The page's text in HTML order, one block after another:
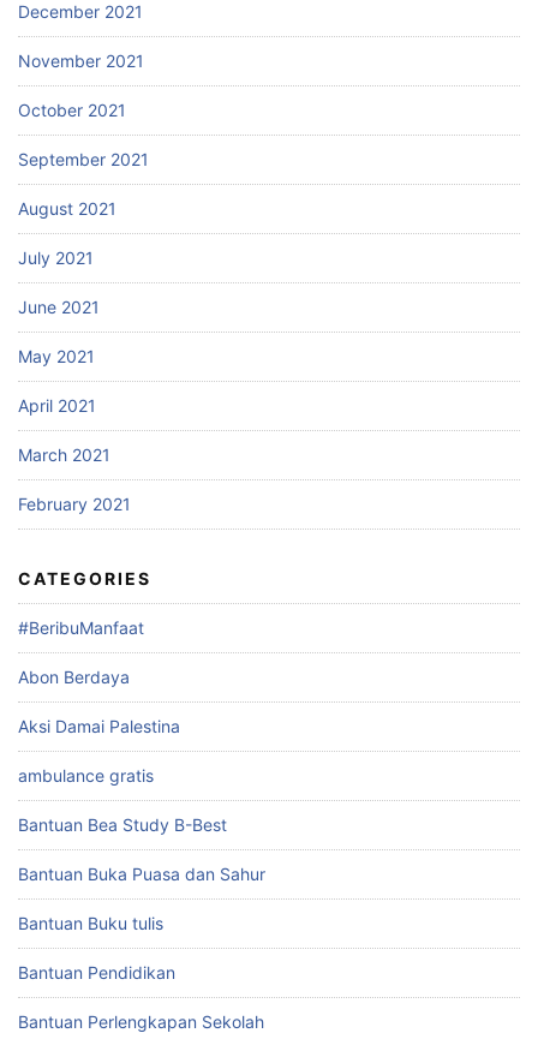
December 2021
November 2021
October 2021
September 2021
August 2021
July 2021
June 2021
May 2021
April 2021
March 2021
February 2021
CATEGORIES
#BeribuManfaat
Abon Berdaya
Aksi Damai Palestina
ambulance gratis
Bantuan Bea Study B-Best
Bantuan Buka Puasa dan Sahur
Bantuan Buku tulis
Bantuan Pendidikan
Bantuan Perlengkapan Sekolah